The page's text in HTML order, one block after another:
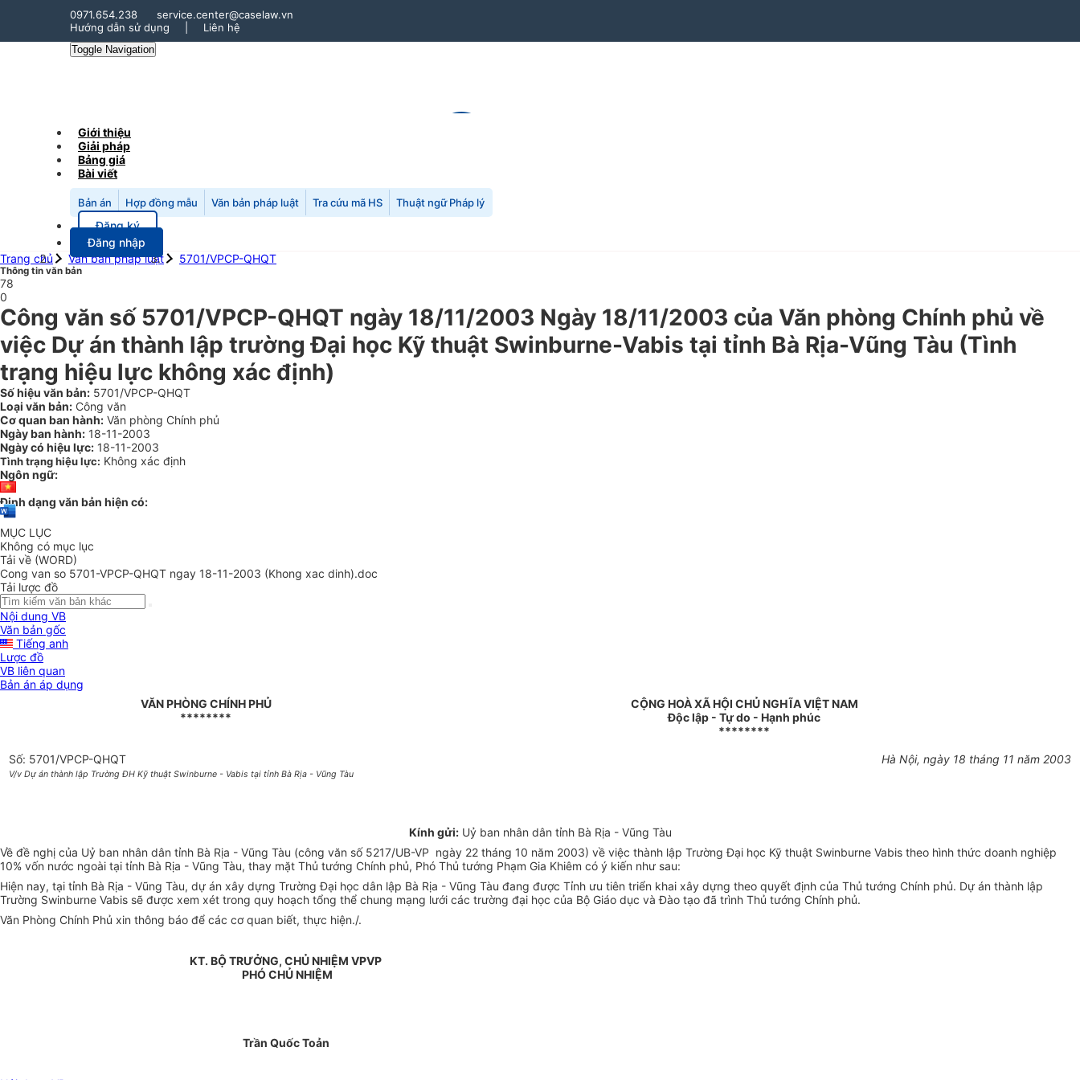
0971.654.238
service.center@caselaw.vn
Hướng dẫn sử dụng
Liên hệ
Toggle Navigation
Giới thiệu
Giải pháp
Bảng giá
Bài viết
Bản án Hợp đồng mẫu Văn bản pháp luật Tra cứu mã HS Thuật ngữ Pháp lý
Đăng ký
Đăng nhập
Trang chủ
Văn bản pháp luật 5701/VPCP-QHQT
Thông tin văn bản
78
0
Công văn số 5701/VPCP-QHQT ngày 18/11/2003 Ngày 18/11/2003 của Văn phòng Chính phủ về
việc Dự án thành lập trường Đại học Kỹ thuật Swinburne-Vabis tại tỉnh Bà Rịa-Vũng Tàu (Tình
trạng hiệu lực không xác định)
Số hiệu văn bản: 5701/VPCP-QHQT
Loại văn bản: Công văn
Cơ quan ban hành: Văn phòng Chính phủ
Ngày ban hành: 18-11-2003
Ngày có hiệu lực: 18-11-2003
Tình trạng hiệu lực: Không xác định
Ngôn ngữ:
Định dạng văn bản hiện có:
MỤC LỤC
Không có mục lục
Tải về (WORD)
Cong van so 5701-VPCP-QHQT ngay 18-11-2003 (Khong xac dinh).doc
Tải lược đồ
Nội dung VB
Văn bản gốc
Tiếng anh
Lược đồ
VB liên quan
Bản án áp dụng
VĂN PHÒNG CHÍNH PHỦ
********
CỘNG HOÀ XÃ HỘI CHỦ NGHĨA VIỆT NAM
Độc lập - Tự do - Hạnh phúc
********
Số: 5701/VPCP-QHQT
V/v Dự án thành lập Trường ĐH Kỹ thuật Swinburne - Vabis tại tỉnh Bà Rịa - Vũng Tàu
Hà Nội, ngày 18 tháng 11 năm 2003
Kính gửi:Uỷ ban nhân dân tỉnh Bà Rịa - Vũng Tàu
Về đề nghị của Uỷ ban nhân dân tỉnh Bà Rịa - Vũng Tàu (công văn số 5217/UB-VP ngày 22 tháng 10 năm 2003) về việc thành lập Trường Đại học Kỹ thuật Swinburne Vabis theo hình thức doanh nghiệp
10% vốn nước ngoài tại tỉnh Bà Rịa - Vũng Tàu, thay mặt Thủ tướng Chính phủ, Phó Thủ tướng Phạm Gia Khiêm có ý kiến như sau:
Hiện nay, tại tỉnh Bà Rịa - Vũng Tàu, dự án xây dựng Trường Đại học dân lập Bà Rịa - Vũng Tàu đang được Tỉnh ưu tiên triển khai xây dựng theo quyết định của Thủ tướng Chính phủ. Dự án thành lập
Trường Swinburne Vabis sẽ được xem xét trong quy hoạch tổng thể chung mạng lưới các trường đại học của Bộ Giáo dục và Đào tạo đã trình Thủ tướng Chính phủ.
Văn Phòng Chính Phủ xin thông báo để các cơ quan biết, thực hiện./.
KT. BỘ TRƯỞNG, CHỦ NHIỆM VPVP
PHÓ CHỦ NHIỆM
Trần Quốc Toản